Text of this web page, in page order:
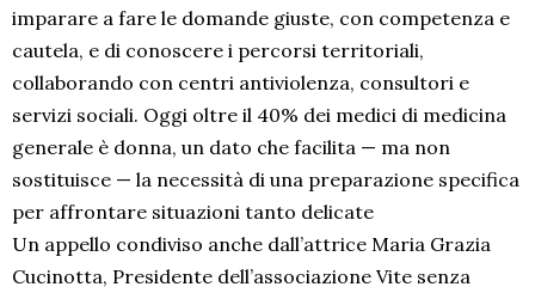
imparare a fare le domande giuste, con competenza e
cautela, e di conoscere i percorsi territoriali,
collaborando con centri antiviolenza, consultori e
servizi sociali. Oggi oltre il 40% dei medici di medicina
generale è donna, un dato che facilita — ma non
sostituisce — la necessità di una preparazione specifica
per affrontare situazioni tanto delicate
Un appello condiviso anche dall’attrice Maria Grazia
Cucinotta, Presidente dell’associazione Vite senza